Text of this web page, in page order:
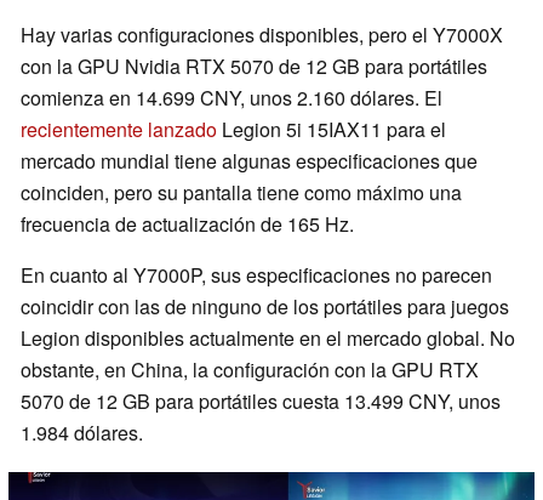
Hay varias configuraciones disponibles, pero el Y7000X
con la GPU Nvidia RTX 5070 de 12 GB para portátiles
comienza en 14.699 CNY, unos 2.160 dólares. El
recientemente lanzado Legion 5i 15IAX11 para el
mercado mundial tiene algunas especificaciones que
coinciden, pero su pantalla tiene como máximo una
frecuencia de actualización de 165 Hz.
En cuanto al Y7000P, sus especificaciones no parecen
coincidir con las de ninguno de los portátiles para juegos
Legion disponibles actualmente en el mercado global. No
obstante, en China, la configuración con la GPU RTX
5070 de 12 GB para portátiles cuesta 13.499 CNY, unos
1.984 dólares.